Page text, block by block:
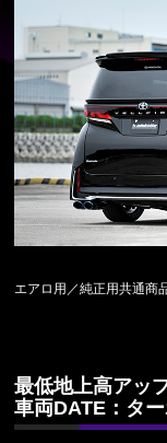
エアロ用／純正用共通商
最低地上高アッ
車両DATE：タ